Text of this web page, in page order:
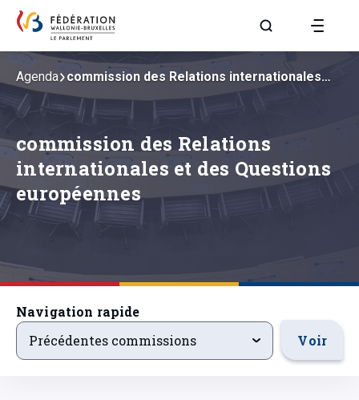
Aller à la page
commission des Relations
internationales et des Questions
européennes
Agenda commission des Relations internationales…
Navigation rapide
precedentsevenements
Précédentes commissions Voir